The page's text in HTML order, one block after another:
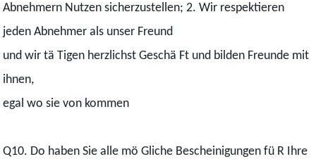
Abnehmern Nutzen sicherzustellen; 2. Wir respektieren
jeden Abnehmer als unser Freund
und wir tä Tigen herzlichst Geschä Ft und bilden Freunde mit
ihnen,
egal wo sie von kommen
Q10. Do haben Sie alle mö Gliche Bescheinigungen fü R Ihre